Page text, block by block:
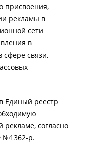
присвоения,
рекламы в
сети
в
сфере связи,
Единый реестр
согласно
№1362-р.